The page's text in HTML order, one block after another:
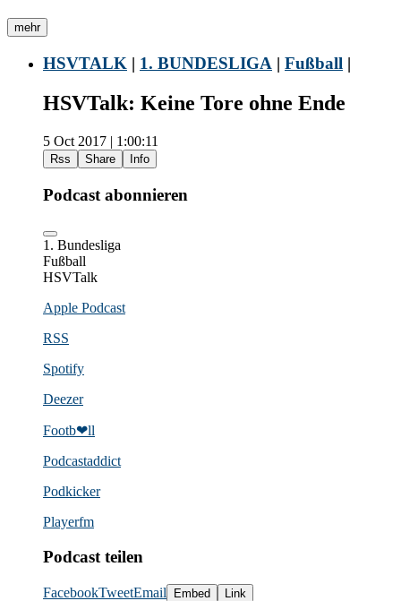
mehr
HSVTALK | 1. BUNDESLIGA | Fußball |
HSVTalk: Keine Tore ohne Ende
5 Oct 2017 | 1:00:11
Rss Share Info
Podcast abonnieren
1. Bundesliga
Fußball
HSVTalk
Apple Podcast
RSS
Spotify
Deezer
Footb❤ll
Podcast­addict
Podkicker
Playerfm
Podcast teilen
FacebookTweetEmail Embed Link